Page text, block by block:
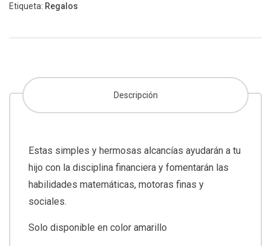
Etiqueta: Regalos
Descripción
Estas simples y hermosas alcancías ayudarán a tu
hijo con la disciplina financiera y fomentarán las
habilidades matemáticas, motoras finas y
sociales.
Solo disponible en color amarillo